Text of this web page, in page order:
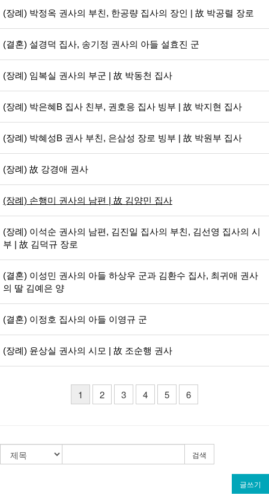
(장례) 박정옥 권사의 부친, 한공량 집사의 장인 | 故 박공렬 장로
(결혼) 설경덕 집사, 송기정 권사의 아들 설효진 군
(장례) 임복실 권사의 부군 | 故 박동천 집사
(장례) 박은혜B 집사 친부, 권호응 집사 빙부 | 故 박지현 집사
(장례) 박혜성B 권사 부친, 은삼성 장로 빙부 | 故 박원부 집사
(장례) 故 강경애 권사
(장례) 손행미 권사의 남편 | 故 김양민 집사
(장례) 이석순 권사의 남편, 김진일 집사의 부친, 김선영 집사의 시
부 | 故 김덕규 장로
(결혼) 이성민 권사의 아들 하상우 군과 김환수 집사, 최귀애 권사
의 딸 김예은 양
(결혼) 이정호 집사의 아들 이영규 군
(장례) 윤상실 권사의 시모 | 故 조순행 권사
1 2 3 4 5 6
검색
글쓰기